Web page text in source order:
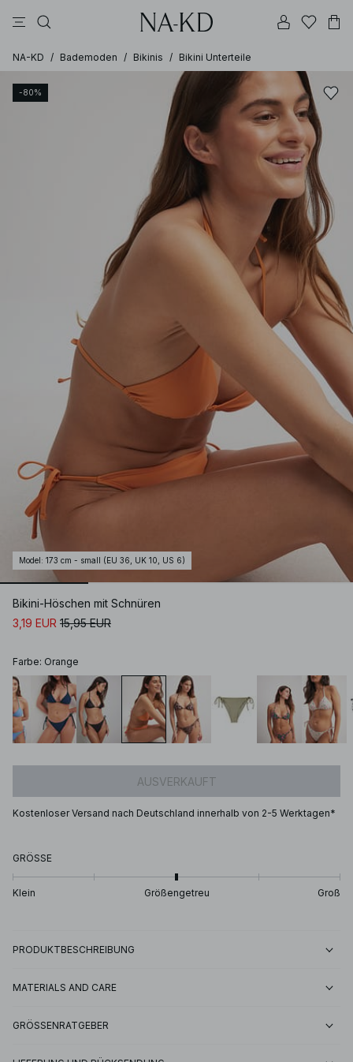
NA-KD / Bademoden / Bikinis / Bikini Unterteile
-80%
Model : 173 cm - small (EU 36, UK 10, US 6)
Bikini-Höschen mit Schnüren
3,19 EUR 15,95 EUR
Farbe: Orange
AUSVERKAUFT
Kostenloser Versand nach Deutschland innerhalb von 2-5 Werktagen*
GRÖSSE
Klein Größengetreu Groß
PRODUKTBESCHREIBUNG
MATERIALS AND CARE
GRÖSSENRATGEBER